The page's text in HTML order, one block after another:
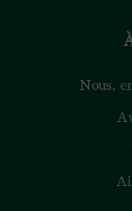
Nous,